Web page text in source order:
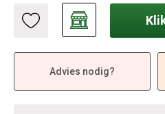
Advies nodig?